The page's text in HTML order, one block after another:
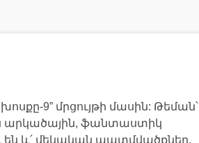
9” մրցույթի մասին: Թեման՝
արկածային, ֆանտաստիկ
են և՛ մեկական պատմվածքներ,